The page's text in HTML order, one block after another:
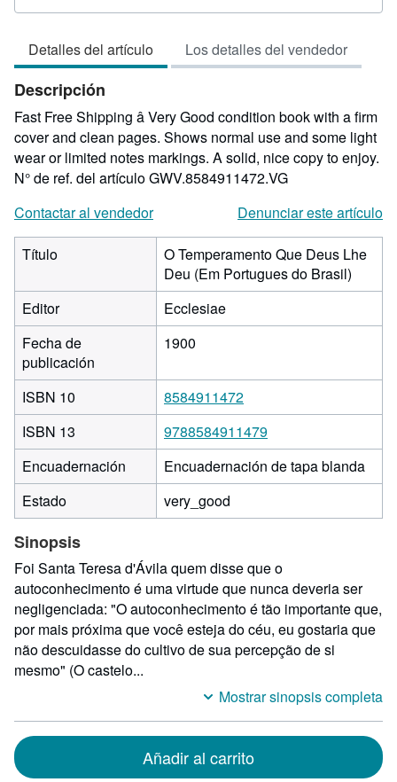
Detalles del artículo Los detalles del vendedor
Descripción
Fast Free Shipping â Very Good condition book with a firm
cover and clean pages. Shows normal use and some light
wear or limited notes markings. A solid, nice copy to enjoy.
N° de ref. del artículo GWV.8584911472.VG
Contactar al vendedor
Denunciar este artículo
Título
O Temperamento Que Deus Lhe
Deu (Em Portugues do Brasil)
Editor
Ecclesiae
Fecha de
publicación
1900
ISBN 10
8584911472
ISBN 13
9788584911479
Encuadernación
Encuadernación de tapa blanda
Estado
very_good
Sinopsis
Foi Santa Teresa d'Ávila quem disse que o
autoconhecimento é uma virtude que nunca deveria ser
negligenciada: "O autoconhecimento é tão importante que,
por mais próxima que você esteja do céu, eu gostaria que
não descuidasse do cultivo de sua percepção de si
mesmo" (O castelo...
Mostrar sinopsis completa
Añadir al carrito